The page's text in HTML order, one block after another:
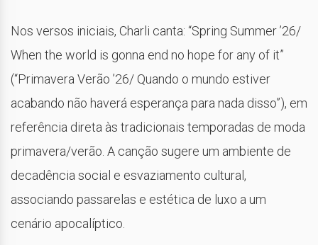
Nos versos iniciais, Charli canta: “Spring Summer ’26/
When the world is gonna end no hope for any of it”
(“Primavera Verão ’26/ Quando o mundo estiver
acabando não haverá esperança para nada disso”), em
referência direta às tradicionais temporadas de moda
primavera/verão. A canção sugere um ambiente de
decadência social e esvaziamento cultural,
associando passarelas e estética de luxo a um
cenário apocalíptico.